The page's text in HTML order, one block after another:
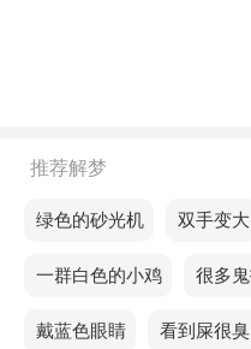
不同的人梦见朋友拿着
单身的人梦见朋友拿着
腐。
恋爱的人梦见朋友拿着
推荐解梦
梦见绿色的砂光机梦见双手变大
梦见一群白色的小鸡梦见很多
梦见戴蓝色眼睛梦见看到屎很臭